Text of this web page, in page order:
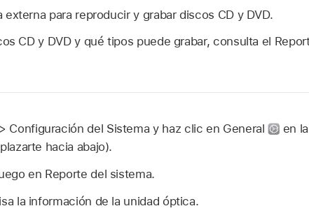
para reproducir y grabar discos CD y DVD.
CD y DVD y qué tipos puede grabar, consulta el
> Configuración del Sistema y haz clic en General
en
hacia abajo).
en Reporte del sistema.
la información de la unidad óptica.